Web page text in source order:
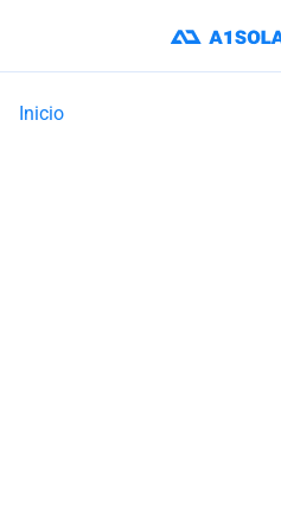
Inicio